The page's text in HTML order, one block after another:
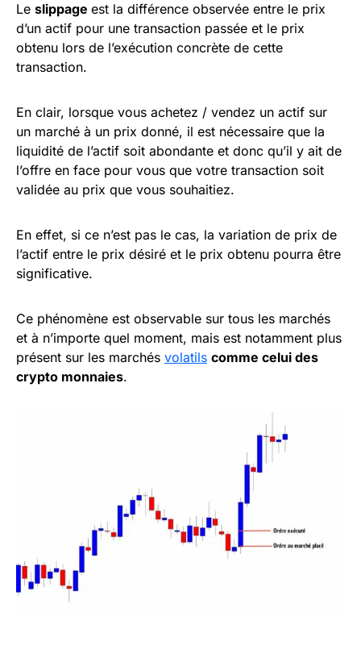
Le slippage est la différence observée entre le prix
d’un actif pour une transaction passée et le prix
obtenu lors de l’exécution concrète de cette
transaction.
En clair, lorsque vous achetez / vendez un actif sur
un marché à un prix donné, il est nécessaire que la
liquidité de l’actif soit abondante et donc qu’il y ait de
l’offre en face pour vous que votre transaction soit
validée au prix que vous souhaitiez.
En effet, si ce n’est pas le cas, la variation de prix de
l’actif entre le prix désiré et le prix obtenu pourra être
significative.
Ce phénomène est observable sur tous les marchés
et à n’importe quel moment, mais est notamment plus
présent sur les marchés volatils comme celui des
crypto monnaies.